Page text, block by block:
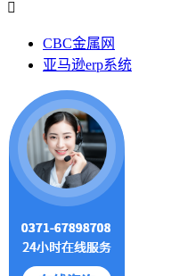
CBC金属网
亚马逊erp系统